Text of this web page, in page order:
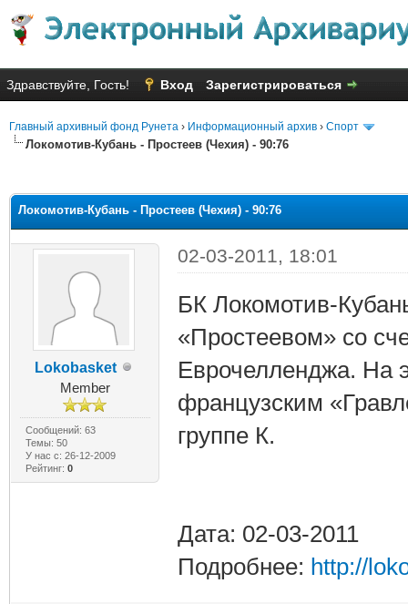
Здравствуйте, Гость! Вход Зарегистрироваться
Главный архивный фонд Рунета › Информационный архив › Спорт
Локомотив-Кубань - Простеев (Чехия) - 90:76
Локомотив-Кубань - Простеев (Чехия) - 90:76
Lokobasket
Member
Сообщений: 63
Темы: 50
У нас с: 26-12-2009
Рейтинг: 0
02-03-2011, 18:01
БК Локомотив-
«Простеевом» со
Еврочелленджа. На
французским
группе К.
Дата: 02-03-2011
Подробнее: http://